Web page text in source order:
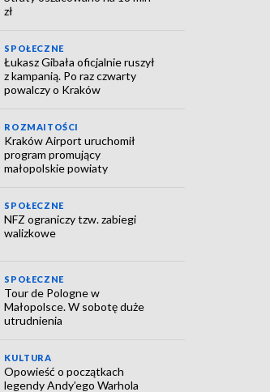
zł
SPOŁECZNE
Łukasz Gibała oficjalnie ruszył
z kampanią. Po raz czwarty
powalczy o Kraków
ROZMAITOŚCI
Kraków Airport uruchomił
program promujący
małopolskie powiaty
SPOŁECZNE
NFZ ograniczy tzw. zabiegi
walizkowe
SPOŁECZNE
Tour de Pologne w
Małopolsce. W sobotę duże
utrudnienia
KULTURA
Opowieść o początkach
legendy Andy’ego Warhola